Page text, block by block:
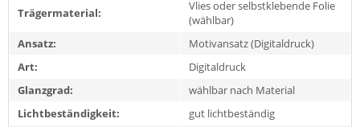
Trägermaterial:
Vlies oder selbstklebende Folie
(wählbar)
Ansatz:
Motivansatz (Digitaldruck)
Art:
Digitaldruck
Glanzgrad:
wählbar nach Material
Lichtbeständigkeit:
gut lichtbeständig